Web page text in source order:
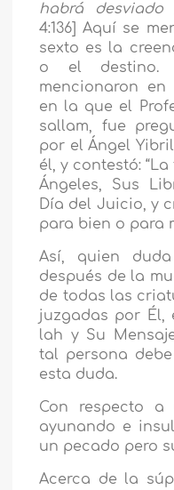
habrá desviado
4:136] Aquí se
sexto es la
o el destino.
mencionaron
en la que el
sallam, fue
por el Ángel
él, y contestó:
Ángeles, Sus
Día del Juicio, y
para bien o para
Así, quien
después de la
de todas las
juzgadas por Él,
lah y Su
tal persona
esta duda.
Con respecto
ayunando e
un pecado pero
Acerca de la